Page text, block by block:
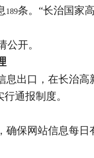
189条。“长治国家
公开。
息出口，在长治
通报制度。
确保网站信息每